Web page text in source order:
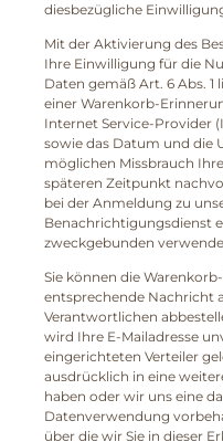
diesbezügliche
Mit der Aktivierung des
Ihre Einwilligung für die
Daten gemäß Art. 6 Abs. 1
einer Warenkorb-
Internet Service-Provider
sowie das Datum und die
möglichen Missbrauch
späteren Zeitpunkt
bei der Anmeldung zu
Benachrichtigungsdienst
zweckgebunden
Sie können die
entsprechende Nachricht
Verantwortlichen
wird Ihre E-Mailadresse
eingerichteten Verteiler
ausdrücklich in eine
haben oder wir uns eine
Datenverwendung
über die wir Sie in dieser